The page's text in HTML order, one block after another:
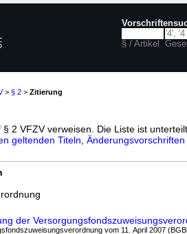
§ / Artikel
> § 2 > Zitierung
2 VFZV verweisen. Die Liste ist
geltenden Titeln Änderungsvorschriften
der
vom 11. April 2007